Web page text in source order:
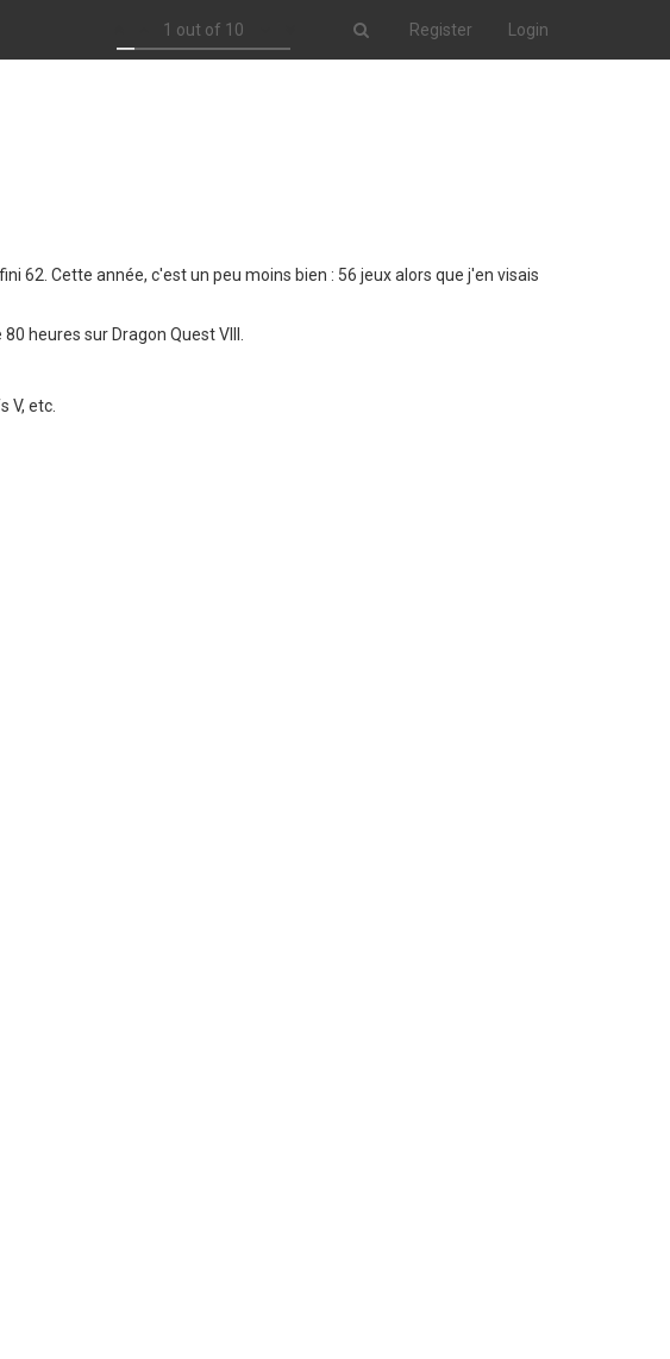
Register Login
1 out of 10
62. Cette année, c'est un peu moins bien : 56 jeux alors que j'en visais
heures sur Dragon Quest VIII.
V, etc.